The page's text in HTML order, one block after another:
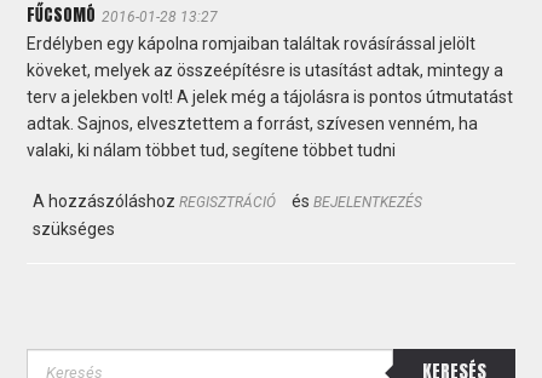
FŰCSOMÓ 2016-01-28 13:27
Erdélyben egy kápolna romjaiban találtak rovásírással jelölt
köveket, melyek az összeépítésre is utasítást adtak, mintegy a
terv a jelekben volt! A jelek még a tájolásra is pontos útmutatást
adtak. Sajnos, elvesztettem a forrást, szívesen venném, ha
valaki, ki nálam többet tud, segítene többet tudni
A hozzászóláshozREGISZTRÁCIÓ ésBEJELENTKEZÉS
szükséges
KERESÉS